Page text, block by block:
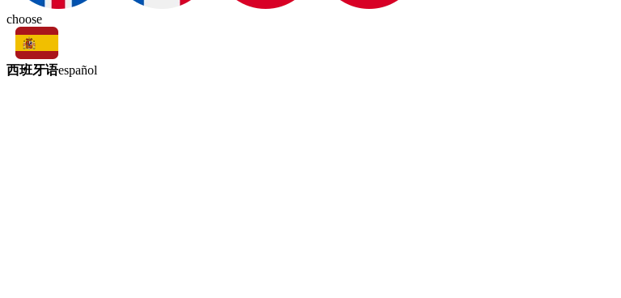
choose
西班牙语español